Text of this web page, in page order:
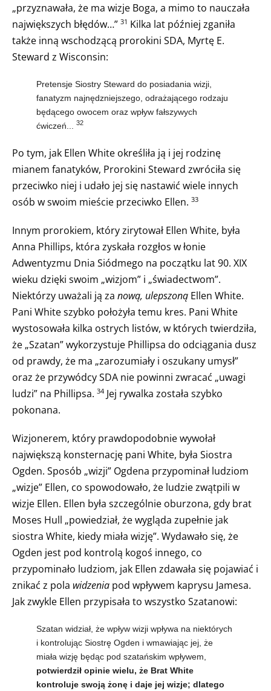
„przyznawała, że ma wizje Boga, a mimo to nauczała
największych błędów…” 31 Kilka lat później zganiła
także inną wschodzącą prorokini SDA, Myrtę E.
Steward z Wisconsin:
Pretensje Siostry Steward do posiadania wizji,
fanatyzm najnędzniejszego, odrażającego rodzaju
będącego owocem oraz wpływ fałszywych
ćwiczeń...
32
Po tym, jak Ellen White określiła ją i jej rodzinę
mianem fanatyków, Prorokini Steward zwróciła się
przeciwko niej i udało jej się nastawić wiele innych
osób w swoim mieście przeciwko Ellen. 33
Innym prorokiem, który zirytował Ellen White, była
Anna Phillips, która zyskała rozgłos w łonie
Adwentyzmu Dnia Siódmego na początku lat 90. XIX
wieku dzięki swoim „wizjom” i „świadectwom”.
Niektórzy uważali ją za nową, ulepszoną Ellen White.
Pani White szybko położyła temu kres. Pani White
wystosowała kilka ostrych listów, w których twierdziła,
że „Szatan” wykorzystuje Phillipsa do odciągania dusz
od prawdy, że ma „zarozumiały i oszukany umysł”
oraz że przywódcy SDA nie powinni zwracać „uwagi
ludzi” na Phillipsa. 34 Jej rywalka została szybko
pokonana.
Wizjonerem, który prawdopodobnie wywołał
największą konsternację pani White, była Siostra
Ogden. Sposób „wizji” Ogdena przypominał ludziom
„wizje” Ellen, co spowodowało, że ludzie zwątpili w
wizje Ellen. Ellen była szczególnie oburzona, gdy brat
Moses Hull „powiedział, że wygląda zupełnie jak
siostra White, kiedy miała wizję”. Wydawało się, że
Ogden jest pod kontrolą kogoś innego, co
przypominało ludziom, jak Ellen zdawała się pojawiać i
znikać z pola widzenia pod wpływem kaprysu Jamesa.
Jak zwykle Ellen przypisała to wszystko Szatanowi:
Szatan widział, że wpływ wizji wpływa na niektórych
i kontrolując Siostrę Ogden i wmawiając jej, że
miała wizję będąc pod szatańskim wpływem,
potwierdził opinie wielu, że Brat White
kontroluje swoją żonę i daje jej wizje; dlatego